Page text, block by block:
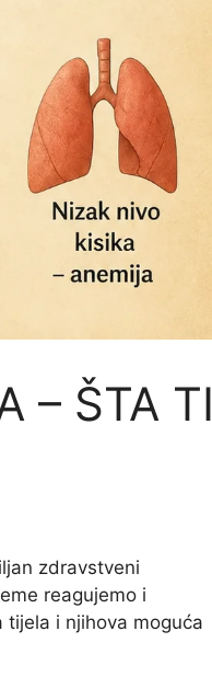
– ŠTA TI
zdravstveni
reagujemo i
i njihova moguća